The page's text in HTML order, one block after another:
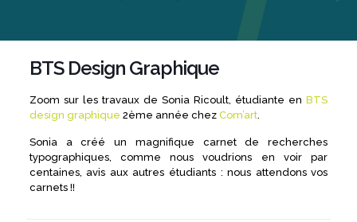
BTS Design Graphique
Zoom sur les travaux de Sonia Ricoult, étudiante enBTS
design graphique 2ème année chez Com’art.
Sonia a créé un magnifique carnet de recherches
typographiques, comme nous voudrions en voir par
centaines, avis aux autres étudiants : nous attendons vos
carnets !!